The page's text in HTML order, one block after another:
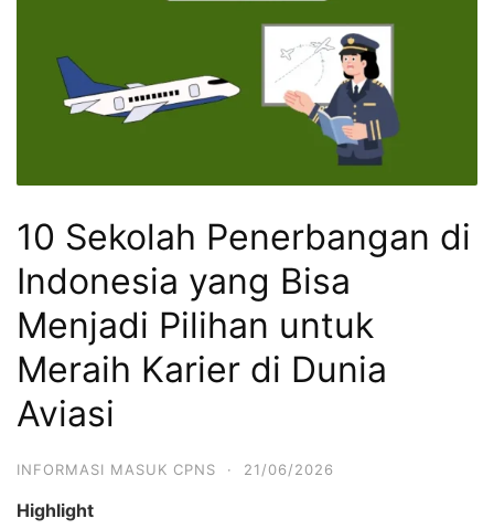
10 Sekolah Penerbangan di
Indonesia yang Bisa
Menjadi Pilihan untuk
Meraih Karier di Dunia
Aviasi
INFORMASI MASUK CPNS · 21/06/2026
Highlight